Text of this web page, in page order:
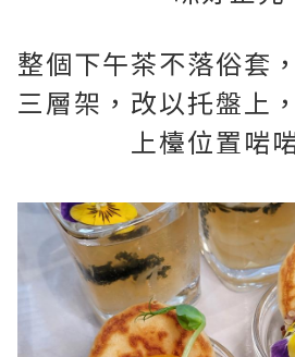
整個下午茶不落俗套
三層架，改以托盤上
上檯位置啱